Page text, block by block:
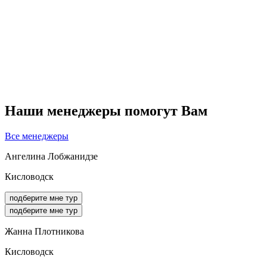
Наши менеджеры помогут Вам
Все менеджеры
Ангелина Лобжанидзе
Кисловодск
подберите мне тур
подберите мне тур
Жанна Плотникова
Кисловодск